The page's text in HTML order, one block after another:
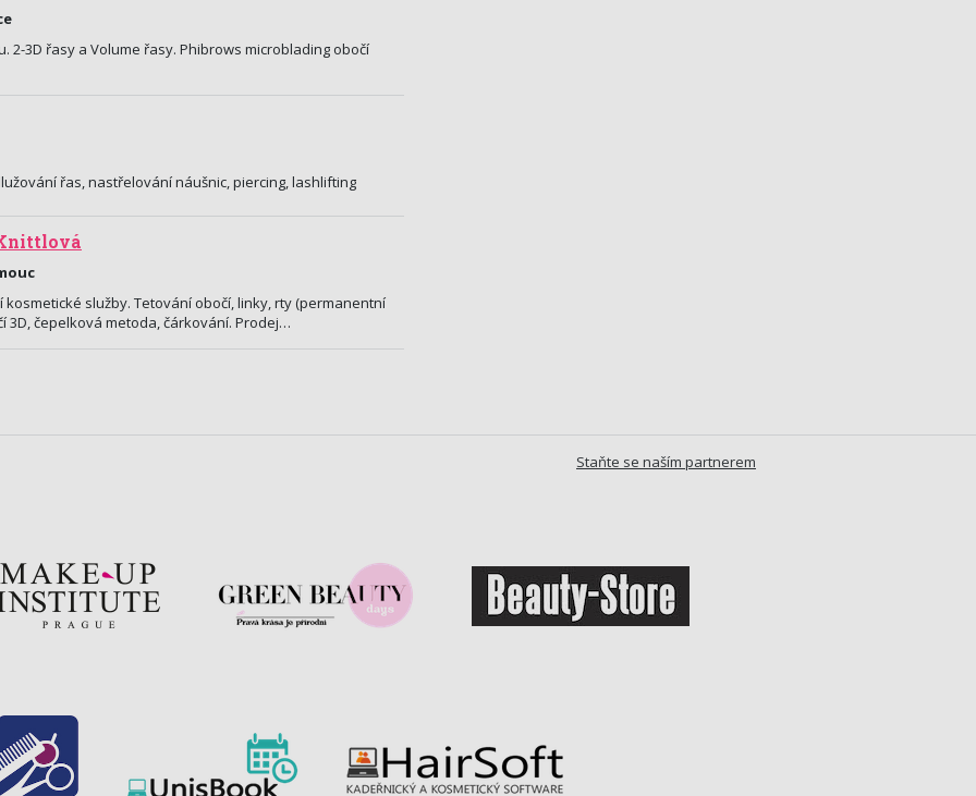
2-3D řasy a Volume řasy. Phibrows microblading obočí
řas, nastřelování náušnic, piercing, lashlifting
služby. Tetování obočí, linky, rty (permanentní
3D, čepelková metoda, čárkování. Prodej…
Staňte se naším partnerem